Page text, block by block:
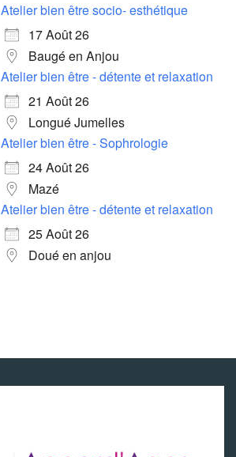
Atelier bien être socio- esthétique
17 Août 26
Baugé en Anjou
Atelier bien être - détente et relaxation
21 Août 26
Longué Jumelles
Atelier bien être - Sophrologie
24 Août 26
Mazé
Atelier bien être - détente et relaxation
25 Août 26
Doué en anjou